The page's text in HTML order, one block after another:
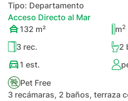
Tipo: Departamento
Acceso Directo al Mar
132 m² m2
3 rec. 2
1 est.
Pet Free
3 recámaras, 2 baños, terraza